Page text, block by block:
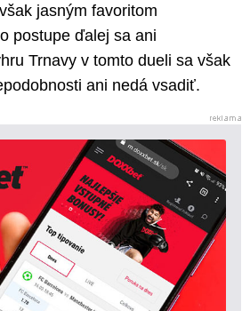
jasným favoritom
postupe ďalej sa ani
Trnavy v tomto dueli sa však
ani nedá vsadiť.